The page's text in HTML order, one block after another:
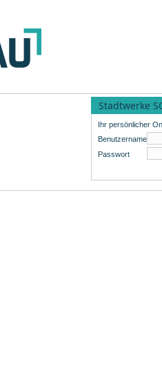
Stadtwerke
Ihr persönlicher
Benutzername
Passwort